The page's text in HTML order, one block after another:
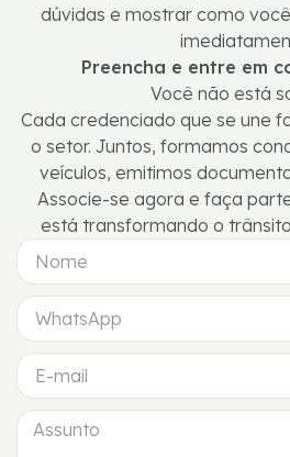
dúvidas e mostrar como
Preencha e entre em
Você não está
Cada credenciado que se une
o setor. Juntos, formamos
veículos, emitimos
Associe-se agora e faça
está transformando o